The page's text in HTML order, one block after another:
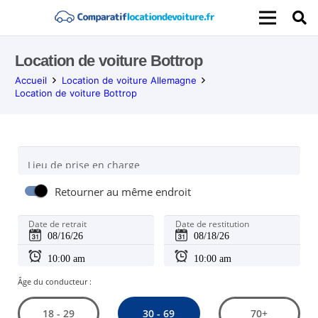
Location de voiture Bottrop
Accueil
Location de voiture Allemagne
Location de voiture Bottrop
Lieu de prise en charge
Retourner au même endroit
Date de retrait Date de restitution
Âge du conducteur :
18 - 29 30 - 69 70+